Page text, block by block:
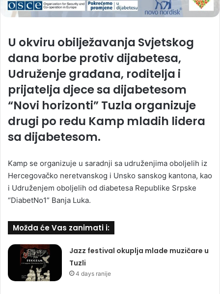
U okviru obilježavanja Svjetskog
dana borbe protiv dijabetesa,
Udruženje građana, roditelja i
prijatelja djece sa dijabetesom
“Novi horizonti” Tuzla organizuje
drugi po redu Kamp mladih lidera
sa dijabetesom.
Kamp se organizuje u saradnji sa udruženjima oboljelih iz
Hercegovačko neretvanskog i Unsko sanskog kantona, kao
i Udruženjem oboljelih od diabetesa Republike Srpske
“DiabetNo1” Banja Luka.
Možda će Vas zanimati i:
Jazz festival okuplja mlade muzičare u
Tuzli
4 days ranije